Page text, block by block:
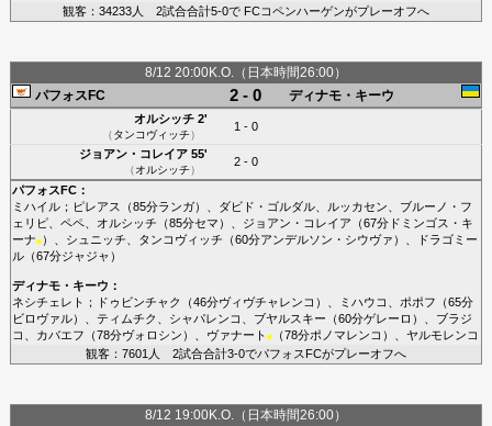
観客：34233人 2試合合計5-0で FCコペンハーゲンがプレーオフへ
8/12 20:00K.O.（日本時間26:00）
パフォスFC
2 - 0 ディナモ・キーウ
オルシッチ2'
（タンコヴィッチ）
1 - 0
ジョアン・コレイア55'
（オルシッチ）
2 - 0
パフォスFC：
ミハイル； ピレアス （85分ランガ）、 ダビド・ゴルダル、 ルッカセン
ブルーノ・フ
ェリピ、 ペペ、 オルシッチ （85分セマ ）、 ジョアン・コレイア （67分ドミンゴス・キ
ーナ■）、 シュニッチ タンコヴィッチ （60分アンデルソン・シウヴァ ）、
ドラゴミー
ル（67分ジャジャ ）
ディナモ・キーウ ：
ネシチェレト ； ドゥビンチャク （46分ヴィヴチャレンコ ）、 ミハウコ ポポフ （65分
ビロヴァル）、 ティムチク シャパレンコ ブヤルスキー （60分ゲレーロ ）、 ブラジ
コ
カバエフ （78分ヴォロシン ）、 ヴァナート ■（78分ポノマレンコ ）、 ヤルモレンコ
観客：7601人 2試合合計3-0でパフォスFCがプレーオフへ
8/12 19:00K.O.（日本時間26:00）